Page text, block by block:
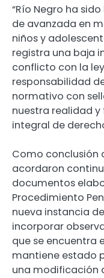
“Río Negro ha
de avanzada en
niños y
registra una baja
conflicto con la
responsabilidad
normativo con
nuestra realidad
integral de
Como conclusión
acordaron
documentos
Procedimiento
nueva instancia
incorporar
que se encuentra
mantiene estado
una modificación